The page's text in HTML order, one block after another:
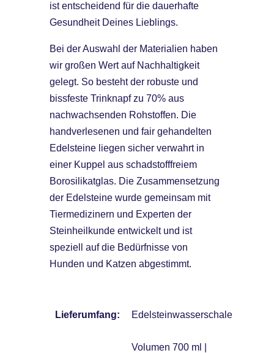
ist entscheidend für die dauerhafte
Gesundheit Deines Lieblings.
Bei der Auswahl der Materialien haben
wir großen Wert auf Nachhaltigkeit
gelegt. So besteht der robuste und
bissfeste Trinknapf zu 70% aus
nachwachsenden Rohstoffen. Die
handverlesenen und fair gehandelten
Edelsteine liegen sicher verwahrt in
einer Kuppel aus schadstofffreiem
Borosilikatglas. Die Zusammensetzung
der Edelsteine wurde gemeinsam mit
Tiermedizinern und Experten der
Steinheilkunde entwickelt und ist
speziell auf die Bedürfnisse von
Hunden und Katzen abgestimmt.
Lieferumfang: Edelsteinwasserschale
Volumen 700 ml |